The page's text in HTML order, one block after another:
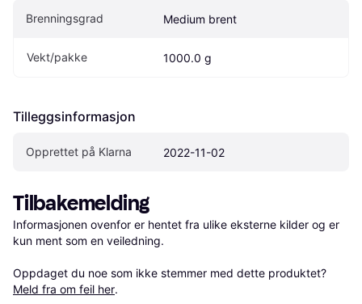
Brenningsgrad Medium brent
Vekt/pakke 1000.0 g
Tilleggsinformasjon
Opprettet på Klarna 2022-11-02
Tilbakemelding
Informasjonen ovenfor er hentet fra ulike eksterne kilder og er
kun ment som en veiledning.
Oppdaget du noe som ikke stemmer med dette produktet?
Meld fra om feil her.